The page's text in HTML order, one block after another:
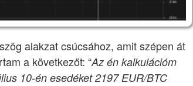
alakzat csúcsához, amit szépen át
a következőt: “Az én kalkulációm
10-én esedéket 2197 EUR/BTC